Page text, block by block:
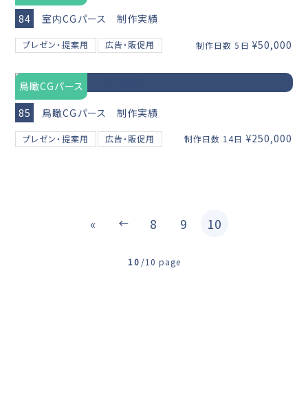
84
室内CGパース 制作実績
プレゼン・提案用 広告・販促用 制作日数 5日 ¥50,000
鳥瞰CGパース
85
鳥瞰CGパース 制作実績
プレゼン・提案用 広告・販促用 制作日数 14日 ¥250,000
« 8 9 10
10 /10 page